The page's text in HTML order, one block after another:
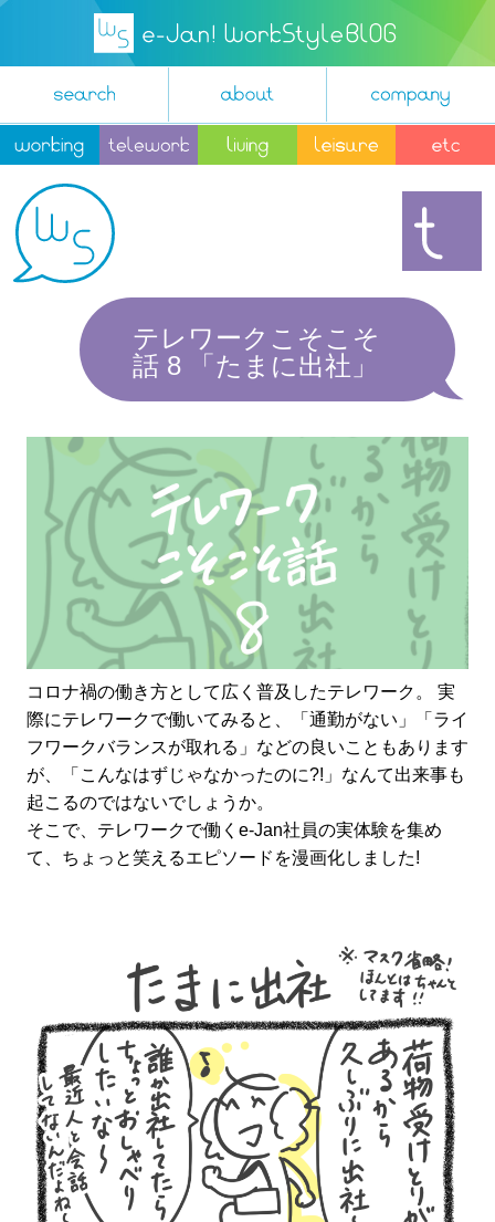
テレワークこそこそ
話 8 「たまに出社」
コロナ禍の働き方として広く普及したテレワーク。 実
際にテレワークで働いてみると、「通勤がない」「ライ
フワークバランスが取れる」などの良いこともあります
が、「こんなはずじゃなかったのに?!」なんて出来事も
起こるのではないでしょうか。
そこで、テレワークで働くe-Jan社員の実体験を集め
て、ちょっと笑えるエピソードを漫画化しました!